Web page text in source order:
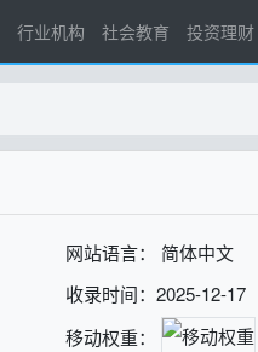
行业机构 社会教育 投资理财
网站语言： 简体中文
收录时间：2025-12-17
移动权重：